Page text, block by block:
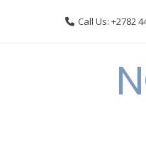
Call Us: +2782